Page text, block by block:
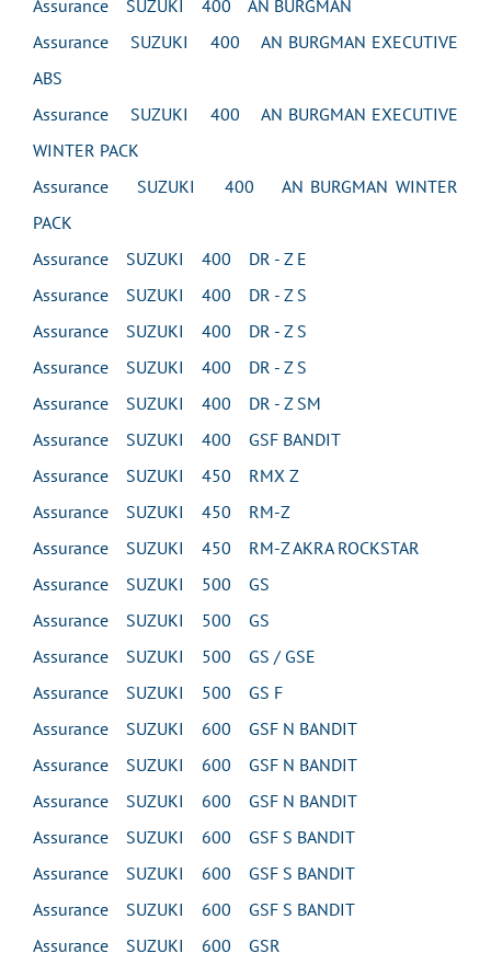
Assurance SUZUKI 400 AN BURGMAN
Assurance SUZUKI 400 AN BURGMAN EXECUTIVE
ABS
Assurance SUZUKI 400 AN BURGMAN EXECUTIVE
WINTER PACK
Assurance SUZUKI 400 AN BURGMAN WINTER
PACK
Assurance SUZUKI 400 DR - Z E
Assurance SUZUKI 400 DR - Z S
Assurance SUZUKI 400 DR - Z S
Assurance SUZUKI 400 DR - Z S
Assurance SUZUKI 400 DR - Z SM
Assurance SUZUKI 400 GSF BANDIT
Assurance SUZUKI 450 RMX Z
Assurance SUZUKI 450 RM-Z
Assurance SUZUKI 450 RM-Z AKRA ROCKSTAR
Assurance SUZUKI 500 GS
Assurance SUZUKI 500 GS
Assurance SUZUKI 500 GS / GSE
Assurance SUZUKI 500 GS F
Assurance SUZUKI 600 GSF N BANDIT
Assurance SUZUKI 600 GSF N BANDIT
Assurance SUZUKI 600 GSF N BANDIT
Assurance SUZUKI 600 GSF S BANDIT
Assurance SUZUKI 600 GSF S BANDIT
Assurance SUZUKI 600 GSF S BANDIT
Assurance SUZUKI 600 GSR